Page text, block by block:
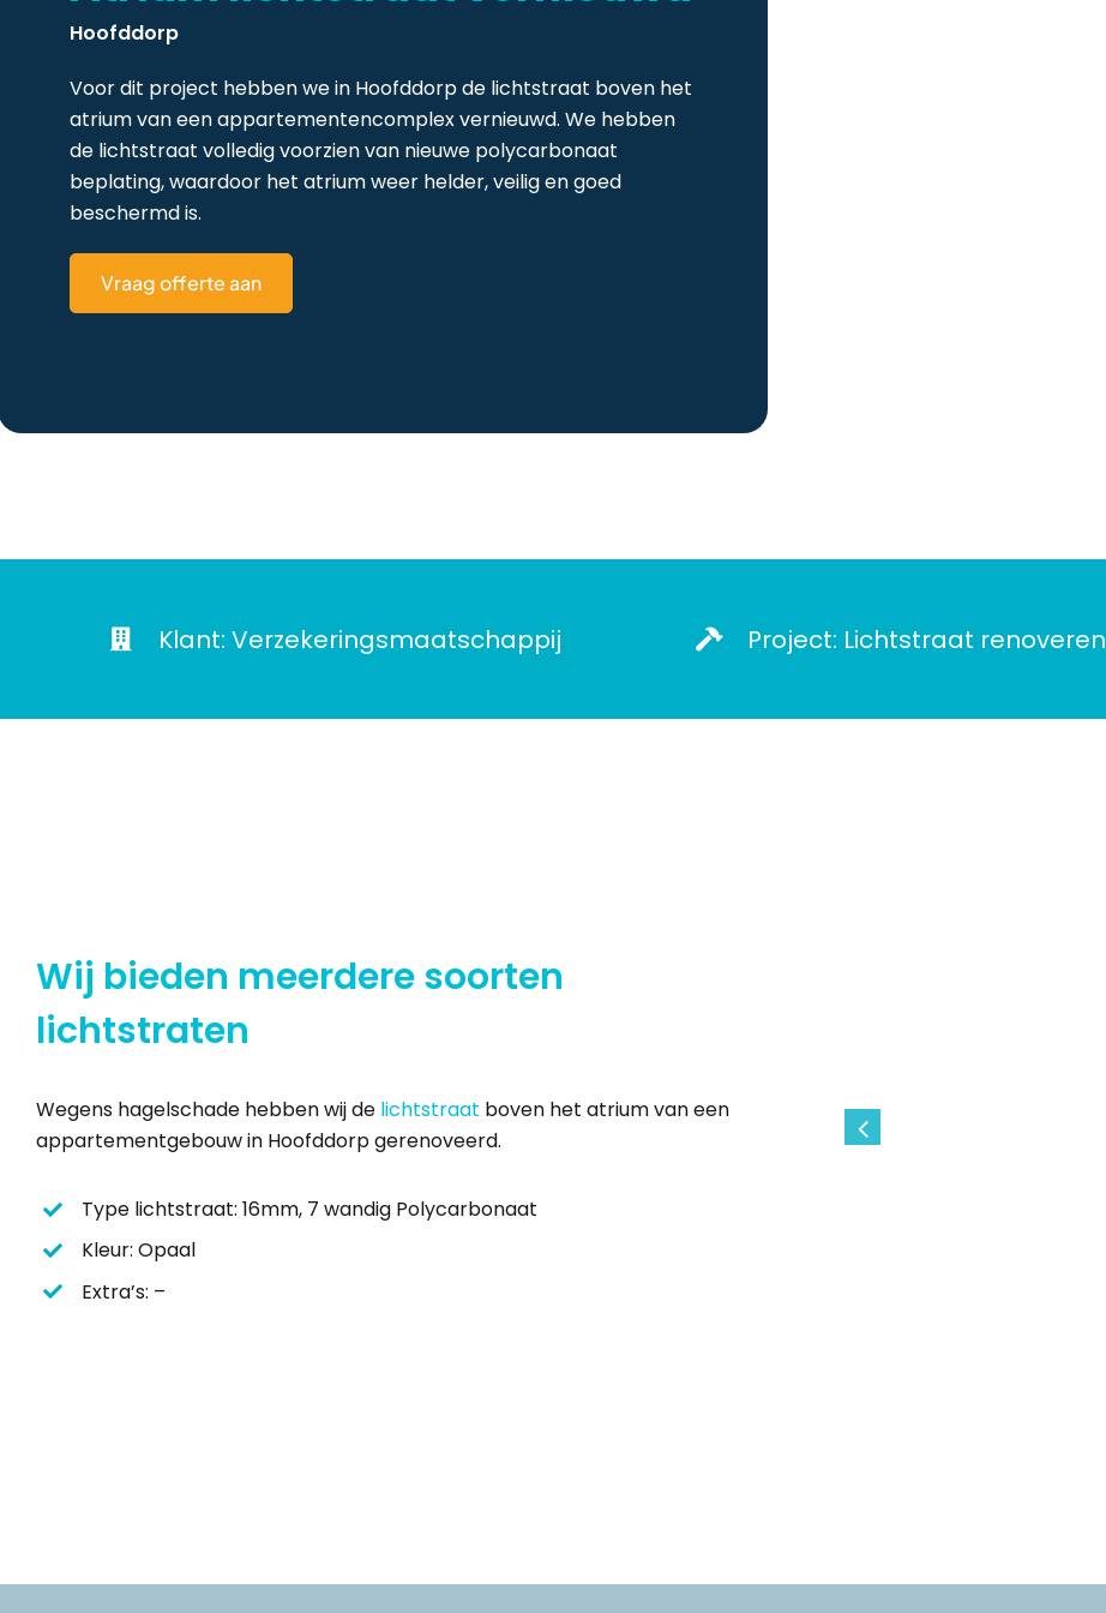
Hoofddorp
Voor dit project hebben we in Hoofddorp de lichtstraat boven het
atrium van een appartementencomplex vernieuwd. We hebben
de lichtstraat volledig voorzien van nieuwe polycarbonaat
beplating, waardoor het atrium weer helder, veilig en goed
beschermd is.
Vraag offerte aan
Klant: Verzekeringsmaatschappij Project: Lichtstraat renoveren
Wij bieden meerdere soorten
lichtstraten
Wegens hagelschade hebben wij de lichtstraat boven het atrium van een
appartementgebouw in Hoofddorp gerenoveerd.
Type lichtstraat: 16mm, 7 wandig Polycarbonaat
Kleur: Opaal
Extra’s: –